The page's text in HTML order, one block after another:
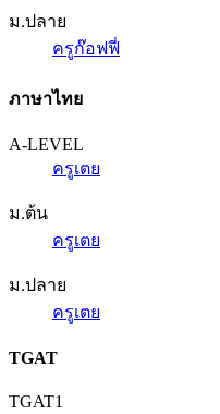
ม.ปลาย
ครูก๊อฟฟี่
ภาษาไทย
A-LEVEL
ครูเตย
ม.ต้น
ครูเตย
ม.ปลาย
ครูเตย
TGAT
TGAT1